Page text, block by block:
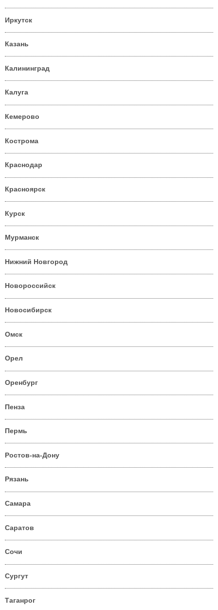
Иркутск
Казань
Калининград
Калуга
Кемерово
Кострома
Краснодар
Красноярск
Курск
Мурманск
Нижний Новгород
Новороссийск
Новосибирск
Омск
Орел
Оренбург
Пенза
Пермь
Ростов-на-Дону
Рязань
Самара
Саратов
Сочи
Сургут
Таганрог